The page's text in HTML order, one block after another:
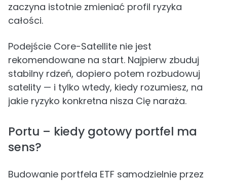
zaczyna istotnie zmieniać profil ryzyka
całości.
Podejście Core-Satellite nie jest
rekomendowane na start. Najpierw zbuduj
stabilny rdzeń, dopiero potem rozbudowuj
satelity — i tylko wtedy, kiedy rozumiesz, na
jakie ryzyko konkretna nisza Cię naraża.
Portu – kiedy gotowy portfel ma
sens?
Budowanie portfela ETF samodzielnie przez